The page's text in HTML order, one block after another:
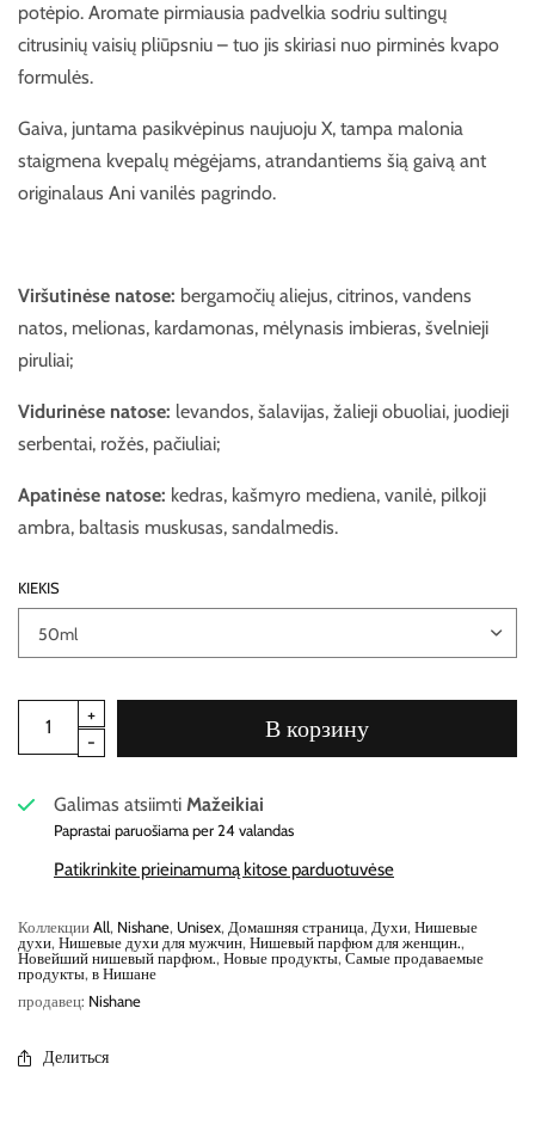
potėpio. Aromate pirmiausia padvelkia sodriu sultingų
citrusinių vaisių pliūpsniu – tuo jis skiriasi nuo pirminės kvapo
formulės.
Gaiva, juntama pasikvėpinus naujuoju X, tampa malonia
staigmena kvepalų mėgėjams, atrandantiems šią gaivą ant
originalaus Ani vanilės pagrindo.
Viršutinėse natose: bergamočių aliejus, citrinos, vandens
natos, melionas, kardamonas, mėlynasis imbieras, švelnieji
piruliai;
Vidurinėse natose: levandos, šalavijas, žalieji obuoliai, juodieji
serbentai, rožės, pačiuliai;
Apatinėse natose: kedras, kašmyro mediena, vanilė, pilkoji
ambra, baltasis muskusas, sandalmedis.
KIEKIS
В корзину
Galimas atsiimtiMažeikiai
Paprastai paruošiama per 24 valandas
Patikrinkite prieinamumą kitose parduotuvėse
КоллекцииAll, Nishane, Unisex, Домашняя страница, Духи, Нишевые
духи, Нишевые духи для мужчин, Нишевый парфюм для женщин.,
Новейший нишевый парфюм., Новые продукты, Самые продаваемые
продукты, в Нишане
продавец: Nishane
Делиться